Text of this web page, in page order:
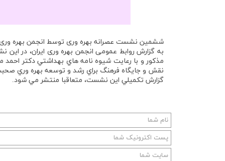
ششمین نشست عصرانه بهره وری توسط انجمن بهره وری
مذکور و با رعايت شيوه نامه هاي بهداشتي دكتر
نقش و جايگاه فرهنگ براي رشد و توسعه بهره وري
گزارش تكميلي اين نشست، متعاقبا منتشر مي شود.